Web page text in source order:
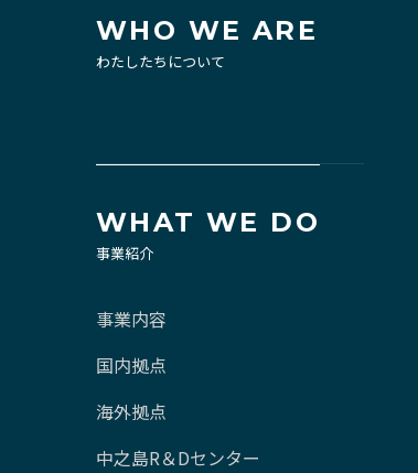
WHO WE ARE
わたしたちについて
WHAT WE DO
事業紹介
事業内容
国内拠点
海外拠点
中之島R＆Dセンター